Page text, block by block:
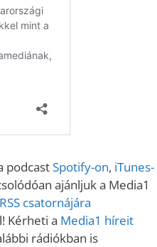
podcastSpotify-on, iTunes-
ajánljuk a Media1
RSS csatornájára
Kérheti a Media1 híreit
rádiókban is